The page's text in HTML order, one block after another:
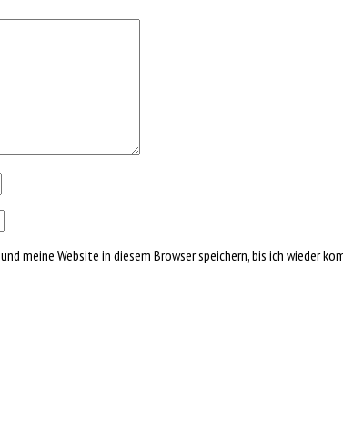
meine Website in diesem Browser speichern, bis ich wieder